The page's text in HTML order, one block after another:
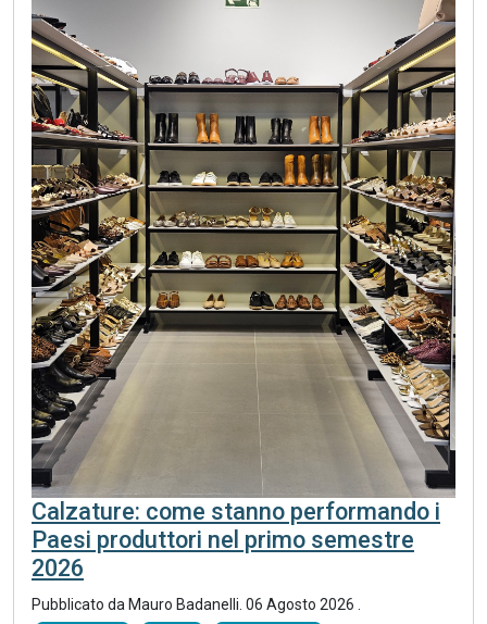
Calzature: come stanno performando i
Paesi produttori nel primo semestre
2026
Pubblicato da Mauro Badanelli. 06 Agosto 2026 .